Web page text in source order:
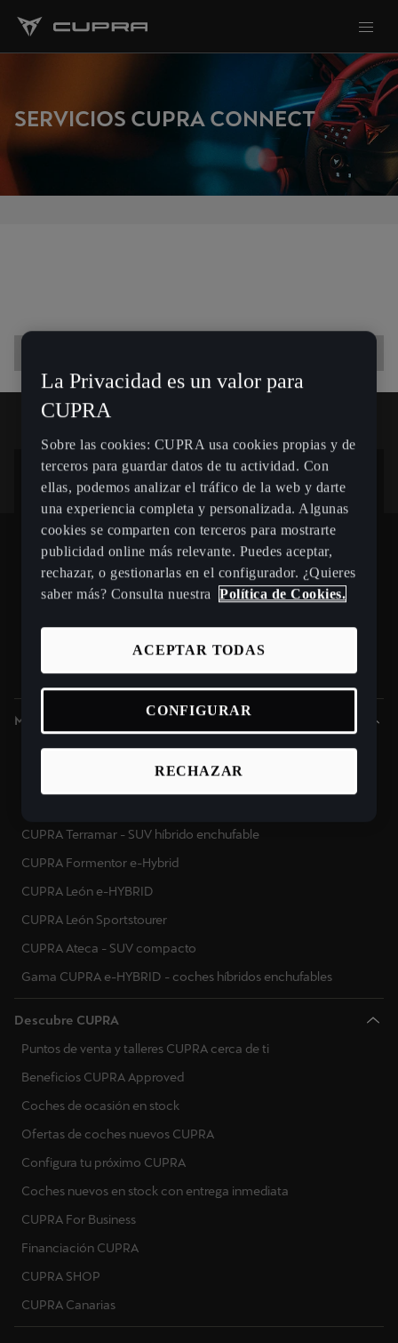
SERVICIOS CUPRA CONNECT
Andorra
Albania
Austria
Bosnia y Herzegovina
Bélgica
Bulgaria
Suiza
Chipre
Chequia
Dinamarca
España
Finlandia
Francia
Reino Unido
Gibraltar
Grecia
Croacia
Hungría
Irlanda
Italia
Lituania
Montenegro
Macedonia del Norte
Malta
Países Bajos
Noruega
Modelo
Número de Bastidor
El número de bastidor lo encontrarás
grabado en la esquina inferior
derecha del parabrisas.
Continuar
BRAND Model
Engine
Period
Descripción de Infotainment
Infotainment
¿Quieres estar informado de las
novedades?
Suscríbete
Modelos
Nuevo CUPRA Raval
Nuevo CUPRA Born 2026
CUPRA Terramar - SUV híbrido enchufable
CUPRA Formentor e-Hybrid
CUPRA León e-HYBRID
CUPRA León Sportstourer
CUPRA Ateca - SUV compacto
Gama CUPRA e-HYBRID - coches híbridos enchufables
Descubre CUPRA
Puntos de venta y talleres CUPRA cerca de ti
Beneficios CUPRA Approved
Coches de ocasión en stock
Ofertas de coches nuevos CUPRA
Configura tu próximo CUPRA
Coches nuevos en stock con entrega inmediata
CUPRA For Business
Financiación CUPRA
CUPRA SHOP
CUPRA Canarias
La Privacidad es un valor para
CUPRA
Sobre las cookies: CUPRA usa cookies propias y de
terceros para guardar datos de tu actividad. Con
ellas, podemos analizar el tráfico de la web y darte
una experiencia completa y personalizada. Algunas
cookies se comparten con terceros para mostrarte
publicidad online más relevante. Puedes aceptar,
rechazar, o gestionarlas en el configurador. ¿Quieres
saber más? Consulta nuestra
Política de Cookies.
RECHAZAR
ACEPTAR TODAS
CONFIGURAR